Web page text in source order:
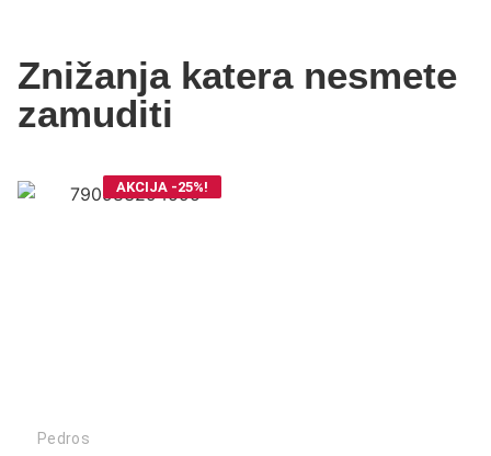
Znižanja katera nesmete
zamuditi
AKCIJA -25%!
Pedros